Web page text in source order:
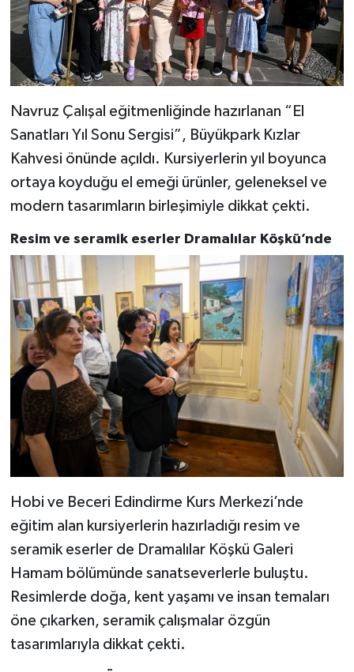
Navruz Çalışal eğitmenliğinde hazırlanan “El
Sanatları Yıl Sonu Sergisi”, Büyükpark Kızlar
Kahvesi önünde açıldı. Kursiyerlerin yıl boyunca
ortaya koyduğu el emeği ürünler, geleneksel ve
modern tasarımların birleşimiyle dikkat çekti.
Resim ve seramik eserler Dramalılar Köşkü’nde
Hobi ve Beceri Edindirme Kurs Merkezi’nde
eğitim alan kursiyerlerin hazırladığı resim ve
seramik eserler de Dramalılar Köşkü Galeri
Hamam bölümünde sanatseverlerle buluştu.
Resimlerde doğa, kent yaşamı ve insan temaları
öne çıkarken, seramik çalışmalar özgün
tasarımlarıyla dikkat çekti.